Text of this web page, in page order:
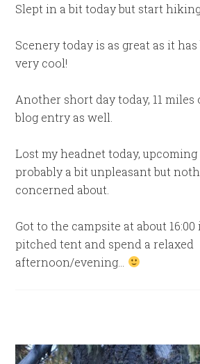
Slept in a bit today but start hiking
Scenery today is as great as it
very cool!
Another short day today, 11 miles
blog entry as well.
Lost my headnet today,
probably a bit unpleasant but
concerned about.
Got to the campsite at about
pitched tent and spend a relaxed
afternoon/evening…